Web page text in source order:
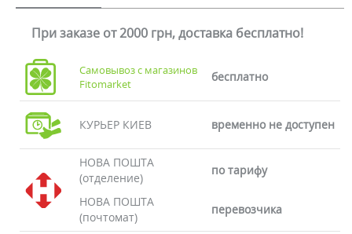
При заказе от 2000 грн, доставка бесплатно!
Самовывоз с магазинов
Fitomarket
бесплатно
КУРЬЕР КИЕВ временно не доступен
НОВА ПОШТА
(отделение)
по тарифу
НОВА ПОШТА
(почтомат)
перевозчика